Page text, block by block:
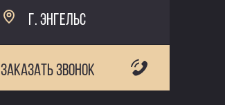
Г. ЭНГЕЛЬС
ЗАКАЗАТЬ ЗВОНОК